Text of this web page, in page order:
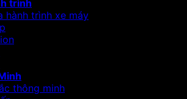
trình
hành trình xe máy
thông minh